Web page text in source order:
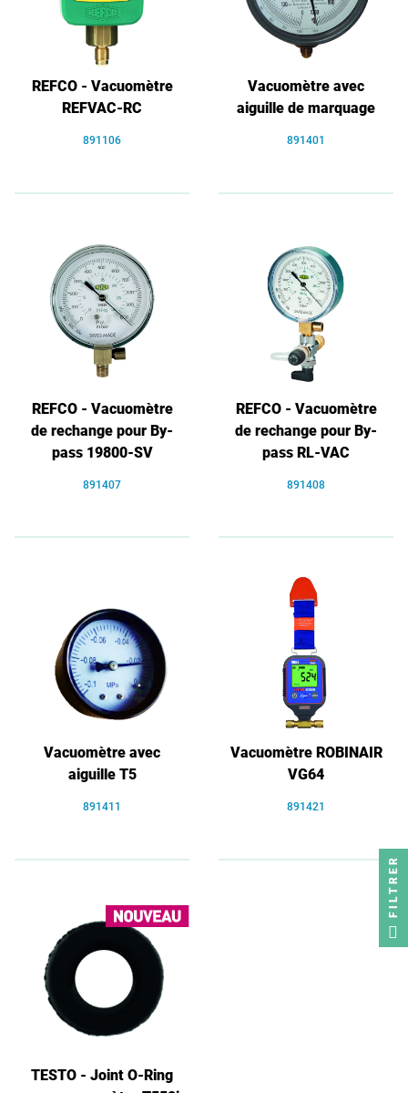
REFCO - Vacuomètre
REFVAC-RC
891106
Vacuomètre avec
aiguille de marquage
891401
REFCO - Vacuomètre
de rechange pour By-
pass 19800-SV
891407
REFCO - Vacuomètre
de rechange pour By-
pass RL-VAC
891408
Vacuomètre avec
aiguille T5
891411
Vacuomètre ROBINAIR
VG64
891421
TESTO - Joint O-Ring
FILTRER